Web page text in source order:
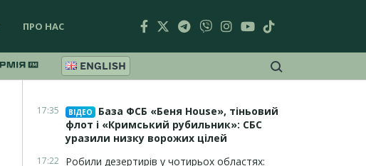
ПРО НАС
ENGLISH
17:35 ВІДЕО
База ФСБ «Беня House», тіньовий
флот і «Кримський рубильник»: СБС
уразили низку ворожих цілей
17:22 Робили дезертирів у чотирьох областях: